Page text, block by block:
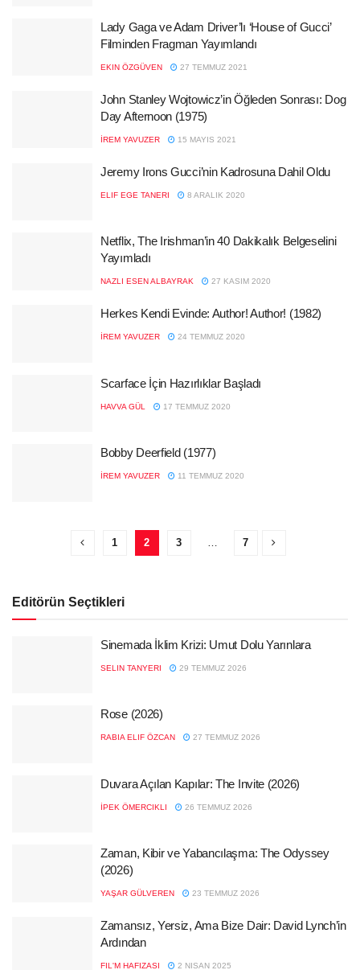
Lady Gaga ve Adam Driver’lı ‘House of Gucci’
Filminden Fragman Yayımlandı
EKIN ÖZGÜVEN 27 TEMMUZ 2021
John Stanley Wojtowicz’in Öğleden Sonrası: Dog
Day Afternoon (1975)
İREM YAVUZER 15 MAYIS 2021
Jeremy Irons Gucci’nin Kadrosuna Dahil Oldu
ELIF EGE TANERI 8 ARALIK 2020
Netflix, The Irishman’in 40 Dakikalık Belgeselini
Yayımladı
NAZLI ESEN ALBAYRAK 27 KASIM 2020
Herkes Kendi Evinde: Author! Author! (1982)
İREM YAVUZER 24 TEMMUZ 2020
Scarface İçin Hazırlıklar Başladı
HAVVA GÜL 17 TEMMUZ 2020
Bobby Deerfield (1977)
İREM YAVUZER 11 TEMMUZ 2020
1 2 3 7
Editörün Seçtikleri
Sinemada İklim Krizi: Umut Dolu Yarınlara
SELIN TANYERI 29 TEMMUZ 2026
Rose (2026)
RABIA ELIF ÖZCAN 27 TEMMUZ 2026
Duvara Açılan Kapılar: The Invite (2026)
İPEK ÖMERCIKLI 26 TEMMUZ 2026
Zaman, Kibir ve Yabancılaşma: The Odyssey
(2026)
YAŞAR GÜLVEREN 23 TEMMUZ 2026
Zamansız, Yersiz, Ama Bize Dair: David Lynch’in
Ardından
FIL'M HAFIZASI 2 NISAN 2025